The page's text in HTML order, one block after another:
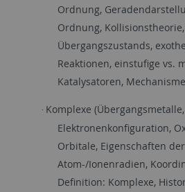
Ordnung,
Ordnung,
Übergangszustands,
Reaktionen, einstufige vs.
Katalysatoren,
· Komplexe
Elektronenkonfiguration,
Orbitale, Eigenschaften
Atom-/Ionenradien,
Definition: Komplexe,